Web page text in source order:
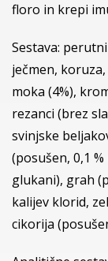
floro in krepi
Sestava:
ječmen,
moka (4%),
rezanci (brez
svinjske
(posušen, 0,1
glukani), grah
kalijev klorid,
cikorija